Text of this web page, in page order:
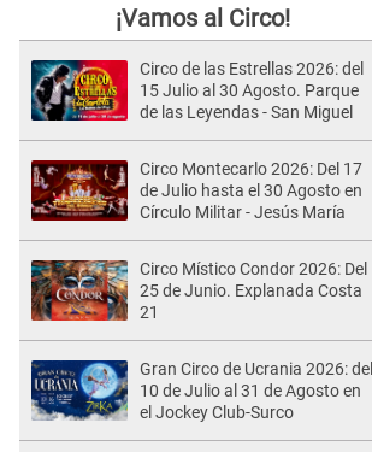
¡Vamos al Circo!
Circo de las Estrellas 2026: del
15 Julio al 30 Agosto. Parque
de las Leyendas - San Miguel
Circo Montecarlo 2026: Del 17
de Julio hasta el 30 Agosto en
Círculo Militar - Jesús María
Circo Místico Condor 2026: Del
25 de Junio. Explanada Costa
21
Gran Circo de Ucrania 2026: del
10 de Julio al 31 de Agosto en
el Jockey Club-Surco